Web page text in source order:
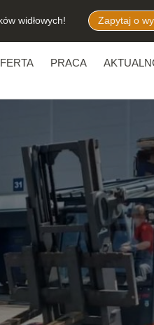
widłowych! Zapytaj o
PRACA